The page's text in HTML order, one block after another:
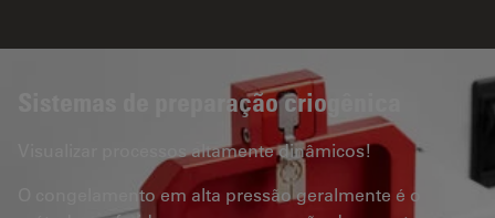
Sistemas de preparação criogênica
Visualizar processos altamente dinâmicos!
O congelamento em alta pressão geralmente é o